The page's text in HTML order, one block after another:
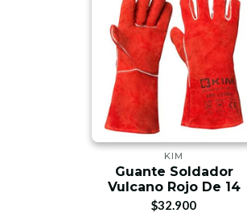
KIM
Guante Soldador
Vulcano Rojo De 14
$32.900